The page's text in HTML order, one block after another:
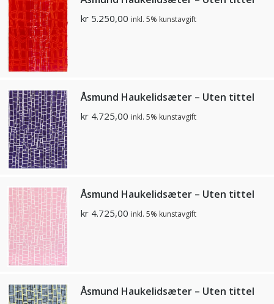
kr 5.250,00 inkl. 5% kunstavgift
Åsmund Haukelidsæter – Uten tittel
kr 4.725,00 inkl. 5% kunstavgift
Åsmund Haukelidsæter – Uten tittel
kr 4.725,00 inkl. 5% kunstavgift
Åsmund Haukelidsæter – Uten tittel